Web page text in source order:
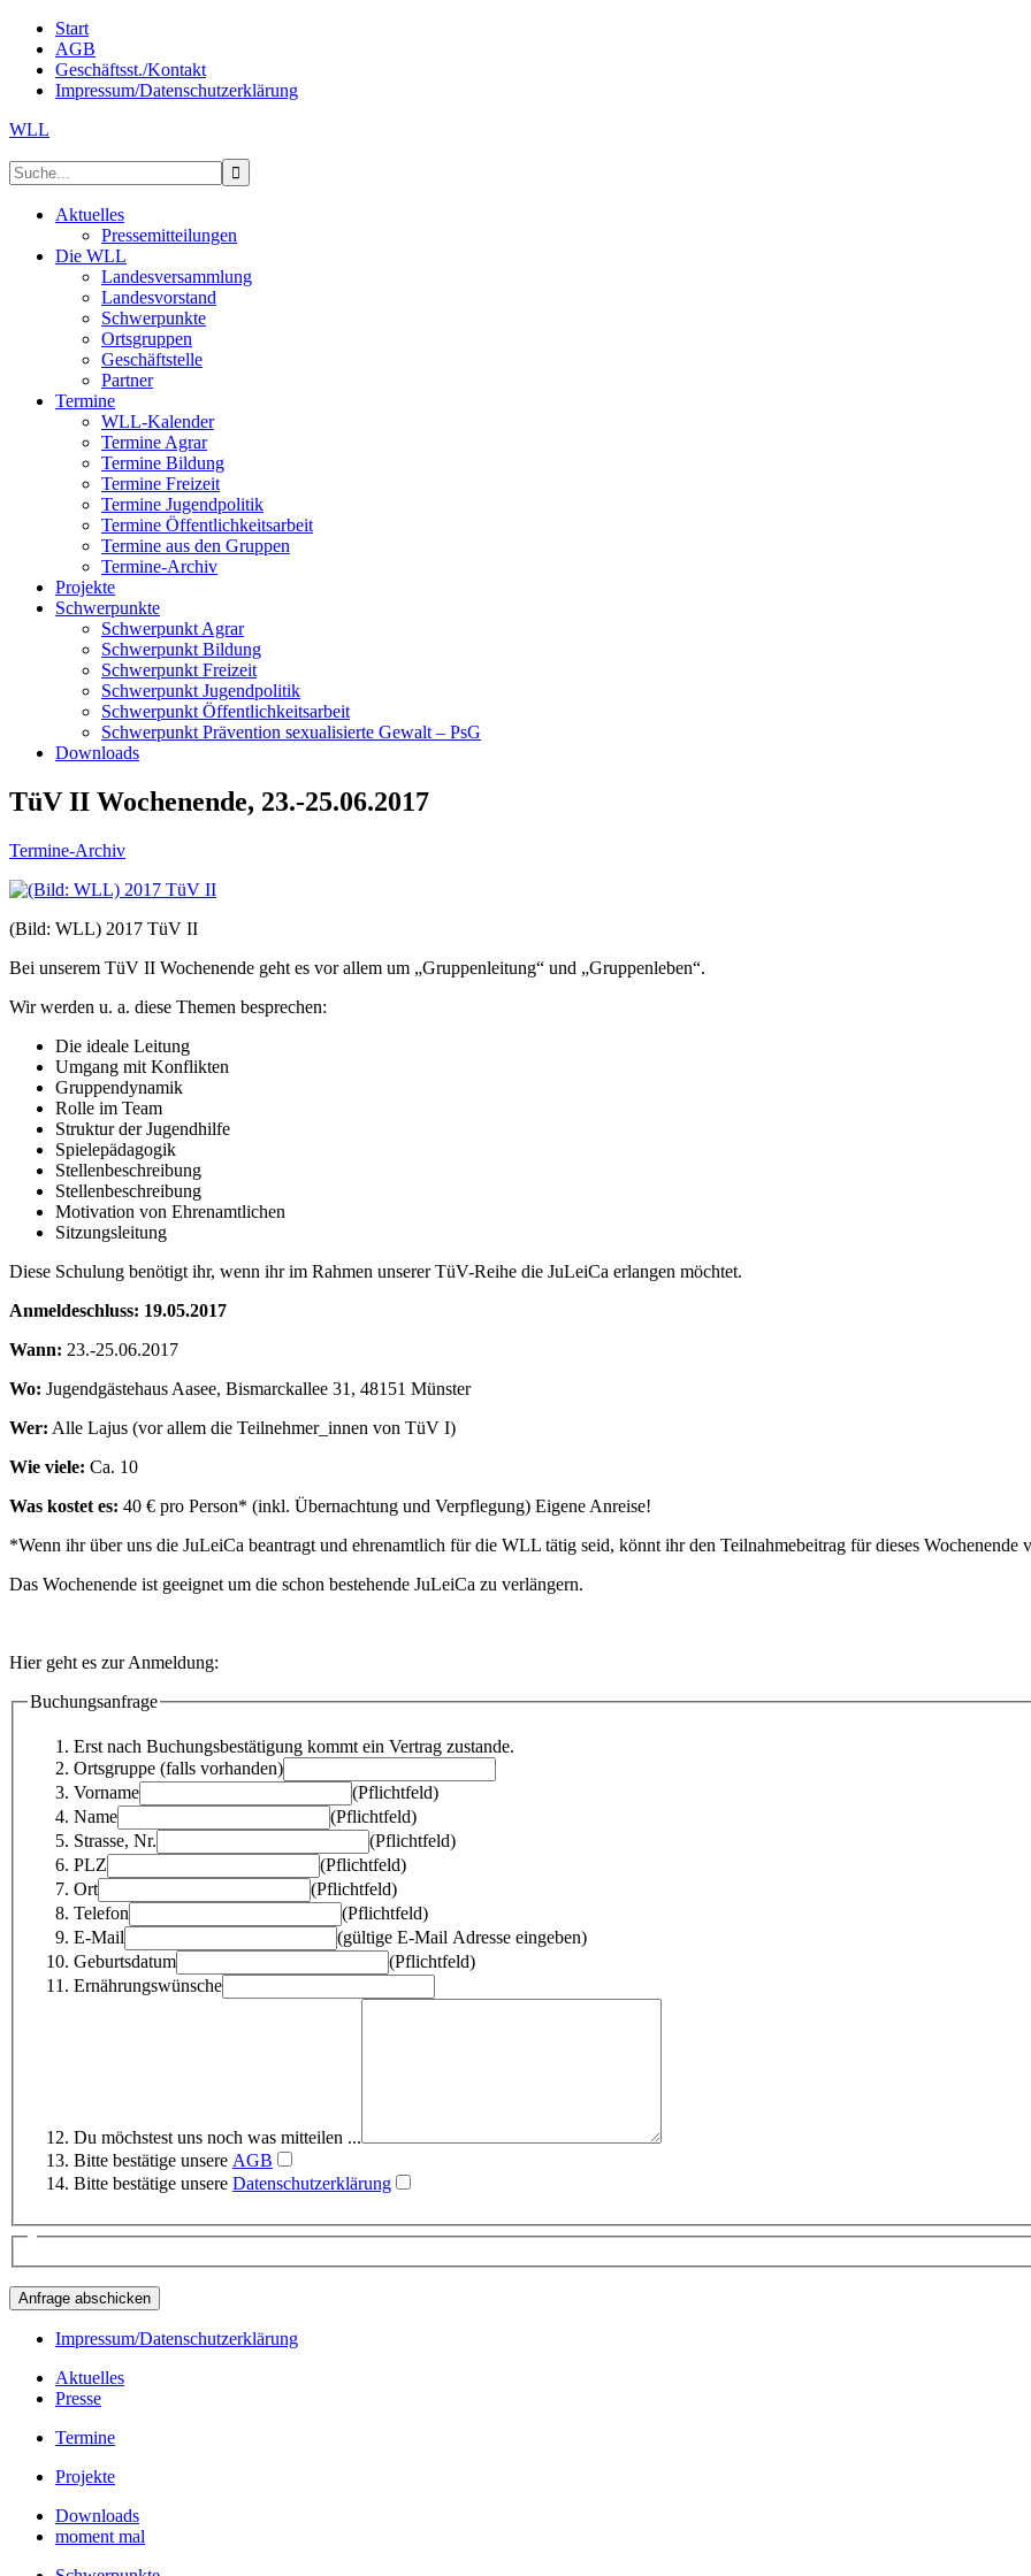
Start
AGB
Geschäftsst./Kontakt
Impressum/Datenschutzerklärung
WLL
Aktuelles
Pressemitteilungen
Die WLL
Landesversammlung
Landesvorstand
Schwerpunkte
Ortsgruppen
Geschäftstelle
Partner
Termine
WLL-Kalender
Termine Agrar
Termine Bildung
Termine Freizeit
Termine Jugendpolitik
Termine Öffentlichkeitsarbeit
Termine aus den Gruppen
Termine-Archiv
Projekte
Schwerpunkte
Schwerpunkt Agrar
Schwerpunkt Bildung
Schwerpunkt Freizeit
Schwerpunkt Jugendpolitik
Schwerpunkt Öffentlichkeitsarbeit
Schwerpunkt Prävention sexualisierte Gewalt – PsG
Downloads
TüV II Wochenende, 23.-25.06.2017
Termine-Archiv
(Bild: WLL) 2017 TüV II
Bei unserem TüV II Wochenende geht es vor allem um „Gruppenleitung“ und „Gruppenleben“.
Wir werden u. a. diese Themen besprechen:
Die ideale Leitung
Umgang mit Konflikten
Gruppendynamik
Rolle im Team
Struktur der Jugendhilfe
Spielepädagogik
Stellenbeschreibung
Stellenbeschreibung
Motivation von Ehrenamtlichen
Sitzungsleitung
Diese Schulung benötigt ihr, wenn ihr im Rahmen unserer TüV-Reihe die JuLeiCa erlangen möchtet.
Anmeldeschluss: 19.05.2017
Wann: 23.-25.06.2017
Wo: Jugendgästehaus Aasee, Bismarckallee 31, 48151 Münster
Wer: Alle Lajus (vor allem die Teilnehmer_innen von TüV I)
Wie viele: Ca. 10
Was kostet es: 40 € pro Person* (inkl. Übernachtung und Verpflegung) Eigene Anreise!
*Wenn ihr über uns die JuLeiCa beantragt und ehrenamtlich für die WLL tätig seid, könnt ihr den Teilnahmebeitrag für dieses Wochenende
Das Wochenende ist geeignet um die schon bestehende JuLeiCa zu verlängern.
Hier geht es zur Anmeldung:
Buchungsanfrage
Erst nach Buchungsbestätigung kommt ein Vertrag zustande.
Ortsgruppe (falls vorhanden)
Vorname
(Pflichtfeld)
Name
(Pflichtfeld)
Strasse, Nr.
(Pflichtfeld)
PLZ
(Pflichtfeld)
Ort
(Pflichtfeld)
Telefon
(Pflichtfeld)
E-Mail
(gültige E-Mail Adresse eingeben)
Geburtsdatum
(Pflichtfeld)
Ernährungswünsche
Du möchstest uns noch was mitteilen ...
Bitte bestätige unsere AGB
Bitte bestätige unsere Datenschutzerklärung
Impressum/Datenschutzerklärung
Aktuelles
Presse
Termine
Projekte
Downloads
moment mal